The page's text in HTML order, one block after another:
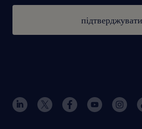
підтверджувати